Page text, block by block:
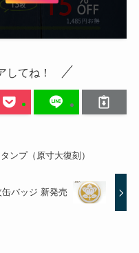
してね！
ンプ（原寸大復刻）
缶バッジ 新発売